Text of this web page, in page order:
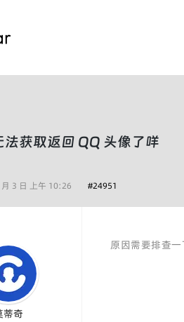
法获取返回 QQ 头像了咩
3 日 上午 10:26 #24951
蒂奇
原因需要排查一